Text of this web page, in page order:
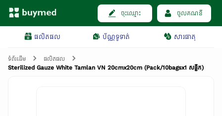
ចុះឈ្មោះ ចូលគណនី
ផលិតផល ប័ណ្ណទូទាត់ សារធាតុ
ទំព័រដើម
ផលិតផល
Sterilized Gauze White Tamlan VN 20cmx20cm (Pack/10bagsx1 សន្លឹក)